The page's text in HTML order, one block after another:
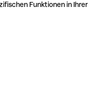
Funktionen in Ihrer